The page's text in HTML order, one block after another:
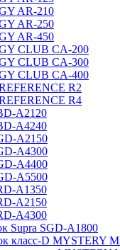
AR-210
AR-250
AR-450
CLUB CA-200
CLUB CA-300
CLUB CA-400
R2
R4
A2120
A4240
A2150
A4300
A4400
A5500
A1350
A2150
A4300
Supra SGD-A1800
класс-D MYSTERY